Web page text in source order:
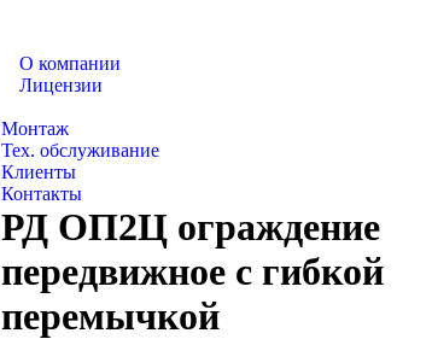
О компании
Лицензии
Монтаж
Тех. обслуживание
Клиенты
Контакты
РД ОП2Ц ограждение
передвижное с гибкой
перемычкой